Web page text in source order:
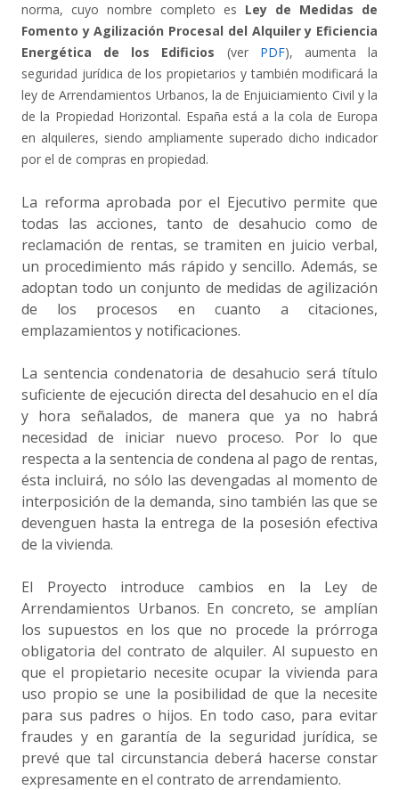
norma, cuyo nombre completo es Ley de Medidas de
Fomento y Agilización Procesal del Alquiler y Eficiencia
Energética de los Edificios (ver PDF), aumenta la
seguridad jurídica de los propietarios y también modificará la
ley de Arrendamientos Urbanos, la de Enjuiciamiento Civil y la
de la Propiedad Horizontal. España está a la cola de Europa
en alquileres, siendo ampliamente superado dicho indicador
por el de compras en propiedad.
La reforma aprobada por el Ejecutivo permite que
todas las acciones, tanto de desahucio como de
reclamación de rentas, se tramiten en juicio verbal,
un procedimiento más rápido y sencillo. Además, se
adoptan todo un conjunto de medidas de agilización
de los procesos en cuanto a citaciones,
emplazamientos y notificaciones.
La sentencia condenatoria de desahucio será título
suficiente de ejecución directa del desahucio en el día
y hora señalados, de manera que ya no habrá
necesidad de iniciar nuevo proceso. Por lo que
respecta a la sentencia de condena al pago de rentas,
ésta incluirá, no sólo las devengadas al momento de
interposición de la demanda, sino también las que se
devenguen hasta la entrega de la posesión efectiva
de la vivienda.
El Proyecto introduce cambios en la Ley de
Arrendamientos Urbanos. En concreto, se amplían
los supuestos en los que no procede la prórroga
obligatoria del contrato de alquiler. Al supuesto en
que el propietario necesite ocupar la vivienda para
uso propio se une la posibilidad de que la necesite
para sus padres o hijos. En todo caso, para evitar
fraudes y en garantía de la seguridad jurídica, se
prevé que tal circunstancia deberá hacerse constar
expresamente en el contrato de arrendamiento.